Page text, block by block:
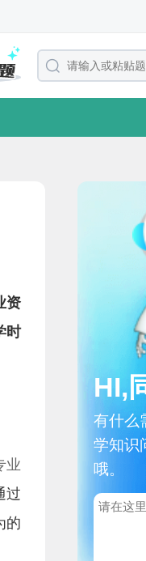
资
时
业
过
的
HI,
有什么
学知识
哦。